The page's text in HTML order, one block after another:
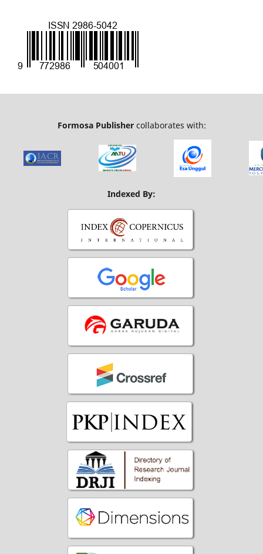
Formosa Publishercollaborates with:
Indexed By: